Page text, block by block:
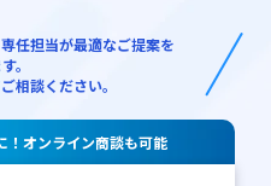
任担当が最適なご提案を
。
相談ください。
！オンライン商談も可能